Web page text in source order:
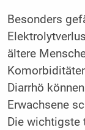
Besonders
ältere
Diarrhö
Erwachsene
Die wichtigste